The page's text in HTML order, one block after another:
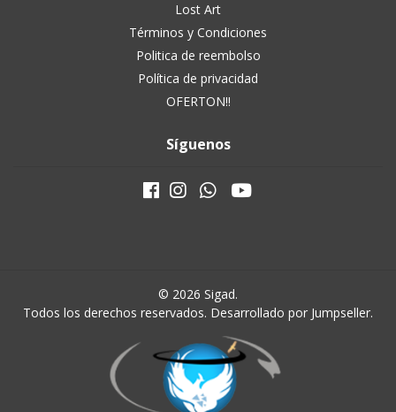
Lost Art
Términos y Condiciones
Politica de reembolso
Política de privacidad
OFERTON!!
Síguenos
© 2026 Sigad.
Todos los derechos reservados. Desarrollado por Jumpseller.